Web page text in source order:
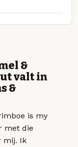
&
valt in
&
is my
met die
mij. Ik